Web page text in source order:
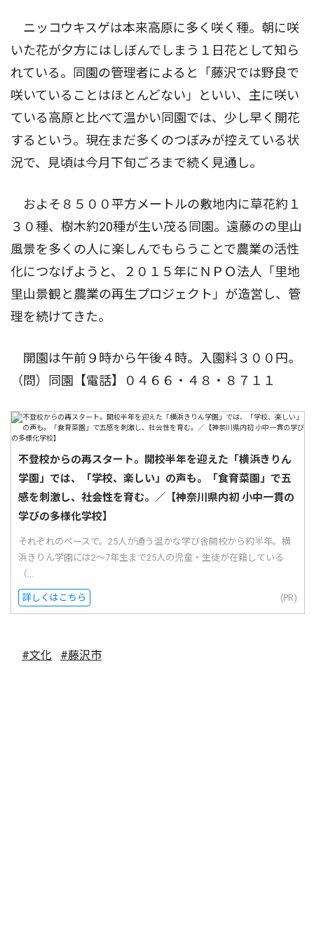
ニッコウキスゲは本来高原に多く咲く種。朝に咲
いた花が夕方にはしぼんでしまう１日花として知ら
れている。同園の管理者によると「藤沢では野良で
咲いていることはほとんどない」といい、主に咲い
ている高原と比べて温かい同園では、少し早く開花
するという。現在まだ多くのつぼみが控えている状
況で、見頃は今月下旬ごろまで続く見通し。
およそ８５００平方メートルの敷地内に草花約１
３０種、樹木約20種が生い茂る同園。遠藤のの里山
風景を多くの人に楽しんでもらうことで農業の活性
化につなげようと、２０１５年にＮＰＯ法人「里地
里山景観と農業の再生プロジェクト」が造営し、管
理を続けてきた。
開園は午前９時から午後４時。入園料３００円。
（問）同園【電話】０４６６・４８・８７１１
不登校からの再スタート。開校半年を迎えた「横浜きりん
学園」では、「学校、楽しい」の声も。「食育菜園」で五
感を刺激し、社会性を育む。／【神奈川県内初 小中一貫の
学びの多様化学校】
それぞれのペースで。25人が通う温かな学び舎開校から約半年。横
浜きりん学園には2〜7年生まで25人の児童・生徒が在籍している
（...
詳しくはこちら (PR)
#文化 #藤沢市